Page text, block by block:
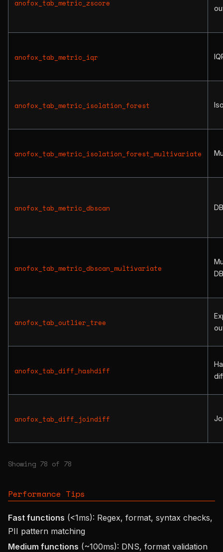
anofox_tab_metric_zscore
anofox_tab_metric_iqr
anofox_tab_metric_isolation_forest
anofox_tab_metric_isolation_forest_multivariate
anofox_tab_metric_dbscan
anofox_tab_metric_dbscan_multivariate
anofox_tab_outlier_tree
anofox_tab_diff_hashdiff
anofox_tab_diff_joindiff
Showing 78 of 78
Performance Tips
Fast functions (<1ms): Regex, format, syntax checks,
PII pattern matching
Medium functions (~100ms): DNS, format validation